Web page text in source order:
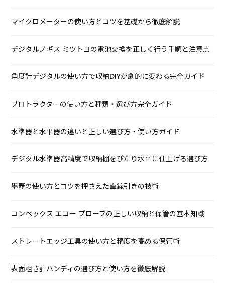
マイクロメーターの使い方とコツを基礎から徹底解説
デジタルノギス ミツトヨの電池交換を正しく行う手順と注意点
角度計デジタルの使い方で収納DIYが劇的に変わる完全ガイド
プロトラクターの使い方と種類・選び方完全ガイド
水準器と水平器の違いと正しい選び方・使い方ガイド
デジタル水準器高精度で収納棚をぴたり水平に仕上げる選び方
墨壺の使い方とコツを押さえた直線引きの技術
コンベックス エコー プローブの正しい収納と保管の基本知識
ストレートエッジ工具の使い方と精度を高める保管術
表面粗さ計ハンディの選び方と使い方を徹底解説